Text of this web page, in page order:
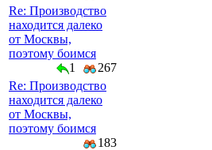
Re: Производство
находится далеко
от Москвы,
поэтому боимся
1
267
Re: Производство
находится далеко
от Москвы,
поэтому боимся
183